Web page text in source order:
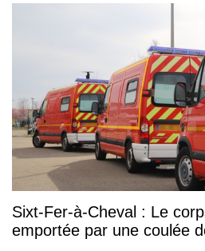
Sixt-Fer-à-Cheval : Le
emportée par une coulée